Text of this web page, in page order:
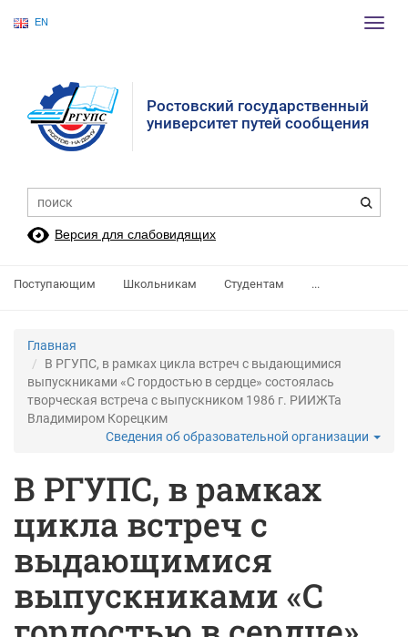
EN
Ростовский государственный
университет путей сообщения
Версия для слабовидящих
Поступающим Школьникам Студентам ...
Главная
В РГУПС, в рамках цикла встреч с выдающимися
выпускниками «С гордостью в сердце» состоялась
творческая встреча с выпускником 1986 г. РИИЖТа
Владимиром Корецким
Сведения об образовательной организации
В РГУПС, в рамках
цикла встреч с
выдающимися
выпускниками «С